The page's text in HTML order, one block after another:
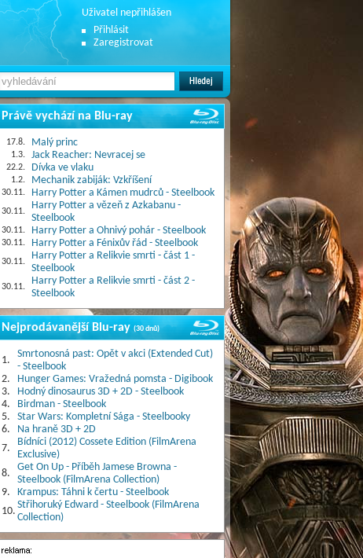
Uživatel nepřihlášen
Přihlásit
Zaregistrovat
Právě vychází na Blu-ray
17.8. Malý princ
1.3. Jack Reacher: Nevracej se
22.2. Dívka ve vlaku
1.2. Mechanik zabiják: Vzkříšení
30.11. Harry Potter a Kámen mudrců - Steelbook
30.11.
Harry Potter a vězeň z Azkabanu -
Steelbook
30.11. Harry Potter a Ohnivý pohár - Steelbook
30.11. Harry Potter a Fénixův řád - Steelbook
30.11.
Harry Potter a Relikvie smrti - část 1 -
Steelbook
30.11.
Harry Potter a Relikvie smrti - část 2 -
Steelbook
Nejprodávanější Blu-ray(30 dnů)
1.
Smrtonosná past: Opět v akci (Extended Cut)
- Steelbook
2.
Hunger Games: Vražedná pomsta - Digibook
3.
Hodný dinosaurus 3D + 2D - Steelbook
4.
Birdman - Steelbook
5.
Star Wars: Kompletní Sága - Steelbooky
6.
Na hraně 3D + 2D
7.
Bídníci (2012) Cossete Edition (FilmArena
Exclusive)
8.
Get On Up - Příběh Jamese Browna -
Steelbook (FilmArena Collection)
9.
Krampus: Táhni k čertu - Steelbook
10.
Střihoruký Edward - Steelbook (FilmArena
Collection)